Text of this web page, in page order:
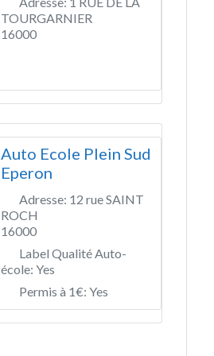
TOURGARNIER
16000
Auto Ecole Plein Sud
Eperon
Adresse: 12 rue SAINT
ROCH
16000
Label Qualité Auto-
école: Yes
Permis à 1€: Yes